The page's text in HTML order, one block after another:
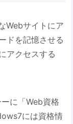
Webサイトにア
ドを記憶させる
アクセスする
に「Web資格
には資格情